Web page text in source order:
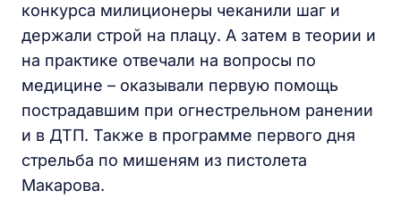
конкурса милиционеры чеканили шаг и
держали строй на плацу. А затем в теории и
на практике отвечали на вопросы по
медицине – оказывали первую помощь
пострадавшим при огнестрельном ранении
и в ДТП. Также в программе первого дня
стрельба по мишеням из пистолета
Макарова.